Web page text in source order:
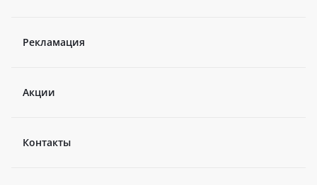
Рекламация
Акции
Контакты